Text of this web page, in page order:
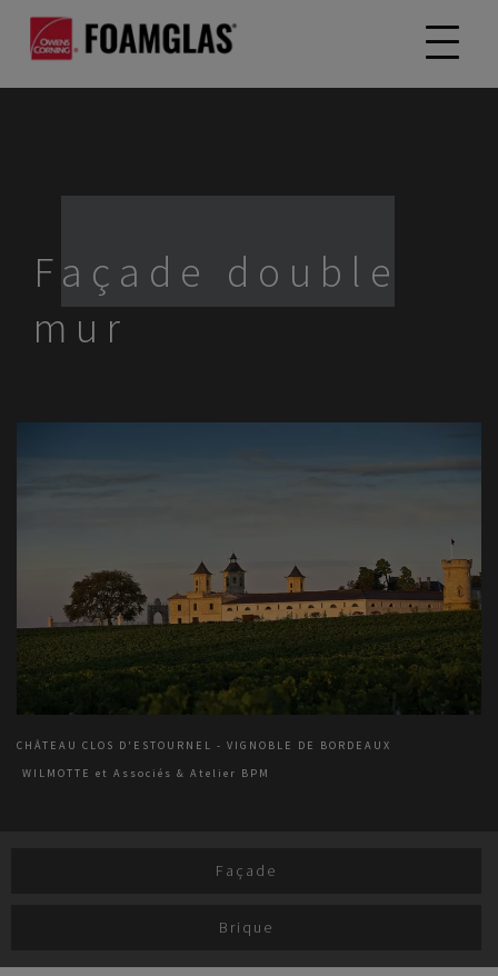
Façade double
mur
CHÂTEAU CLOS D'ESTOURNEL - VIGNOBLE DE BORDEAUX
WILMOTTE et Associés & Atelier BPM
Façade
Brique